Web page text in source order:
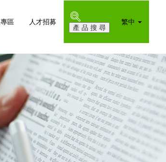
區 人才招募 繁中